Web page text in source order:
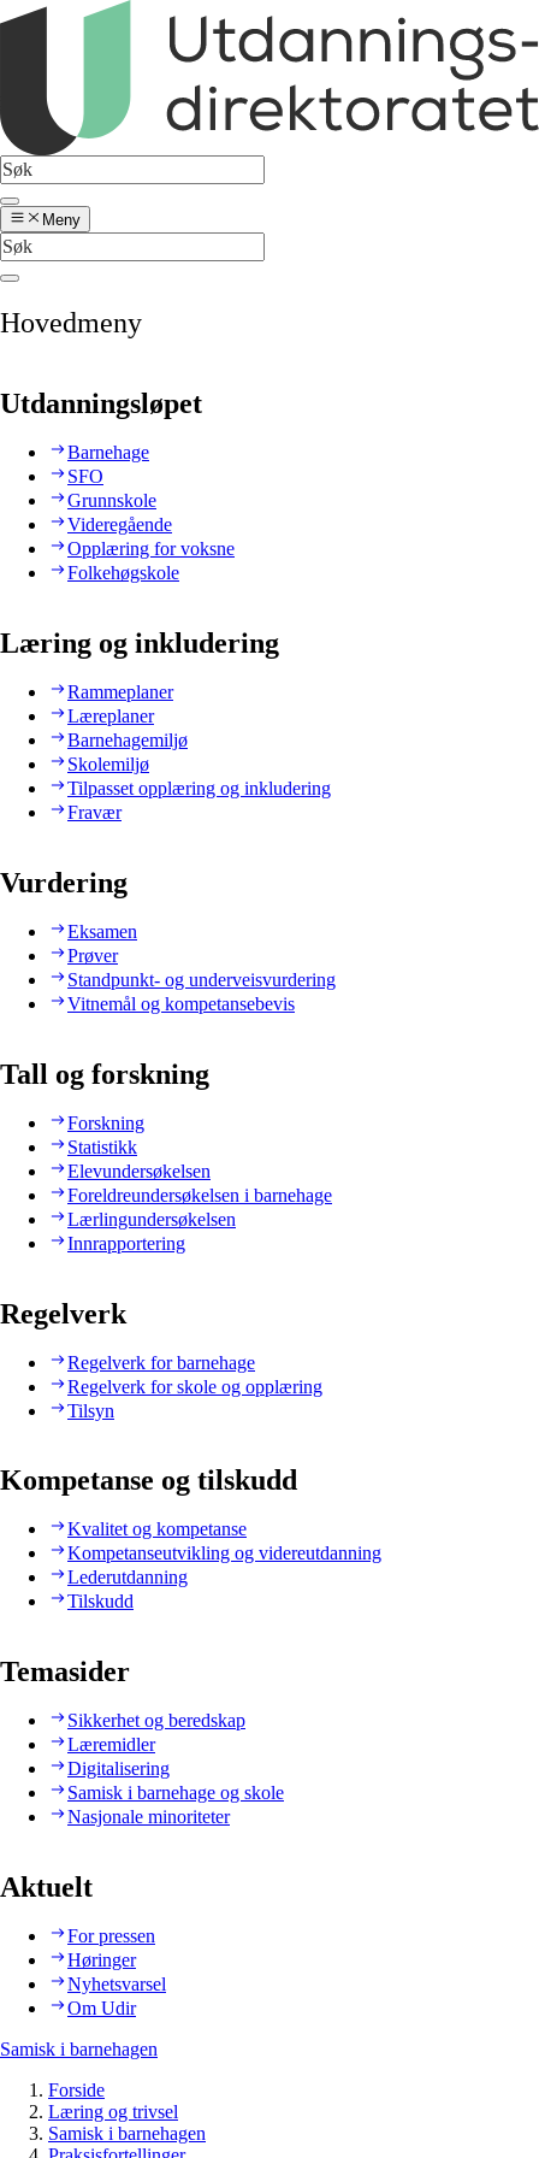
Meny
Hovedmeny
Utdanningsløpet
Barnehage
SFO
Grunnskole
Videregående
Opplæring for voksne
Folkehøgskole
Læring og inkludering
Rammeplaner
Læreplaner
Barnehagemiljø
Skolemiljø
Tilpasset opplæring og inkludering
Fravær
Vurdering
Eksamen
Prøver
Standpunkt- og underveisvurdering
Vitnemål og kompetansebevis
Tall og forskning
Forskning
Statistikk
Elevundersøkelsen
Foreldreundersøkelsen i barnehage
Lærlingundersøkelsen
Innrapportering
Regelverk
Regelverk for barnehage
Regelverk for skole og opplæring
Tilsyn
Kompetanse og tilskudd
Kvalitet og kompetanse
Kompetanseutvikling og videreutdanning
Lederutdanning
Tilskudd
Temasider
Sikkerhet og beredskap
Læremidler
Digitalisering
Samisk i barnehage og skole
Nasjonale minoriteter
Aktuelt
For pressen
Høringer
Nyhetsvarsel
Om Udir
Samisk i barnehagen
Forside
Læring og trivsel
Samisk i barnehagen